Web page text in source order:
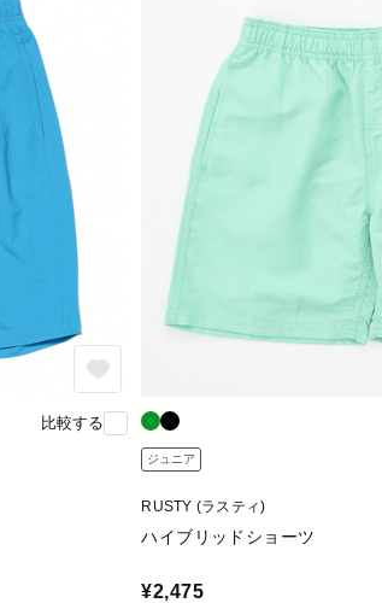
比較する
ジュニア
RUSTY (ラスティ)
ハイブリッドショーツ
¥2,475